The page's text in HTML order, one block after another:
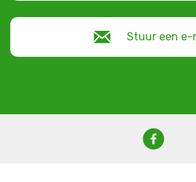
Stuur een e-